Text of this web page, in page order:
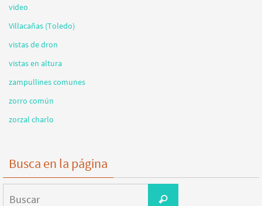
video
Villacañas (Toledo)
vistas de dron
vistas en altura
zampullines comunes
zorro común
zorzal charlo
Busca en la página
Buscar